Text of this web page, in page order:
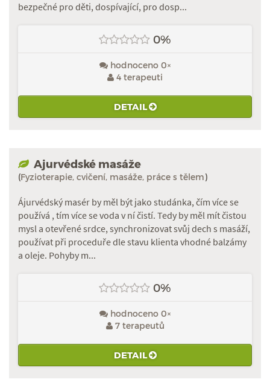
bezpečné pro děti, dospívající, pro dosp...
0%
hodnoceno 0×
4 terapeuti
DETAIL
Ajurvédské masáže
(Fyzioterapie, cvičení, masáže, práce s tělem)
Ájurvédský masér by měl být jako studánka, čím více se
používá , tím více se voda v ní čistí. Tedy by měl mít čistou
mysl a otevřené srdce, synchronizovat svůj dech s masáží,
používat při proceduře dle stavu klienta vhodné balzámy
a oleje. Pohyby m...
0%
hodnoceno 0×
7 terapeutů
DETAIL